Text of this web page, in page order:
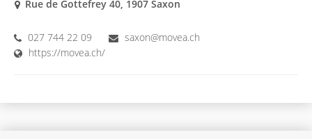
Rue de Gottefrey 40, 1907 Saxon
027 744 22 09
saxon@movea.ch
https://movea.ch/